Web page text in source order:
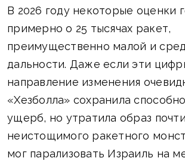
В 2026 году некоторые оценки
примерно о 25 тысячах ракет,
преимущественно малой и
дальности. Даже если эти
направление изменения
«Хезболла» сохранила
ущерб, но утратила образ почти
неистощимого ракетного
мог парализовать Израиль на